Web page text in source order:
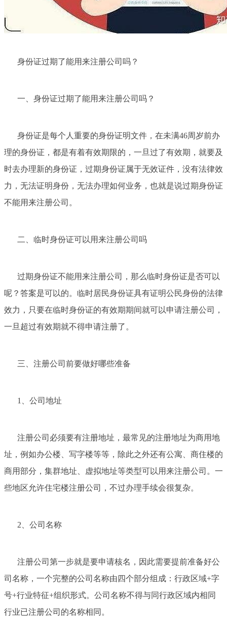
身份证过期了能用来注册公司吗？
一、身份证过期了能用来注册公司吗？
身份证是每个人重要的身份证明文件，在未满46周岁前办
理的身份证，都是有着有效期限的，一旦过了有效期，就要及
时去办理新的身份证，过期身份证属于无效证件，没有法律效
力，无法证明身份，无法办理如何业务，也就是说过期身份证
不能用来注册公司。
二、临时身份证可以用来注册公司吗
过期身份证不能用来注册公司，那么临时身份证是否可以
呢？答案是可以的。临时居民身份证具有证明公民身份的法律
效力，只要在临时身份证的有效期期间就可以申请注册公司，
一旦超过有效期就不得申请注册了。
三、注册公司前要做好哪些准备
1、公司地址
注册公司必须要有注册地址，最常见的注册地址为商用地
址，例如办公楼、写字楼等等，除此之外还有公寓、商住楼的
商用部分，集群地址、虚拟地址等类型可以用来注册公司。一
些地区允许住宅楼注册公司，不过办理手续会很复杂。
2、公司名称
注册公司第一步就是要申请核名，因此需要提前准备好公
司名称，一个完整的公司名称由四个部分组成：行政区域+字
号+行业特征+组织形式。公司名称不得与同行政区域内相同
行业已注册公司的名称相同。